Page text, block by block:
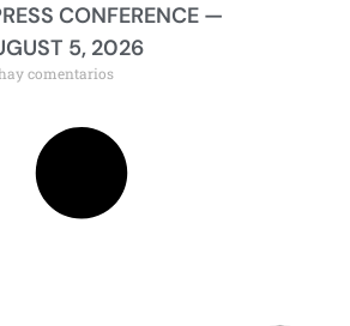
CONFERENCE —
5, 2026
comentarios